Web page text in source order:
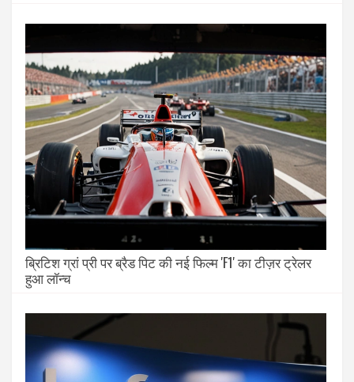
ब्रिटिश ग्रां प्री पर ब्रैड पिट की नई फिल्म 'F1' का टीज़र ट्रेलर
हुआ लॉन्च